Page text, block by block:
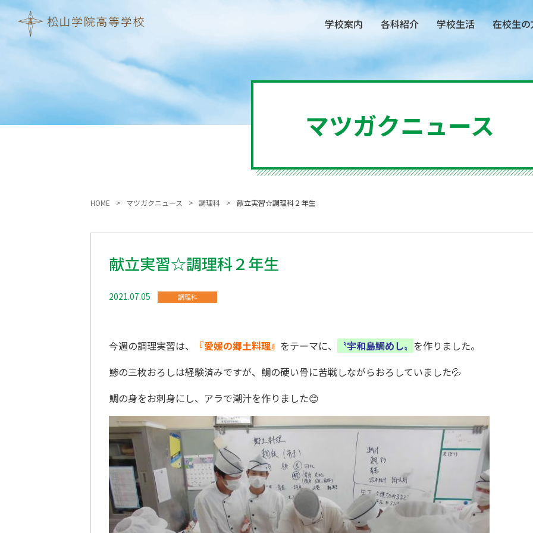
学校案内 各科紹介 学校生活 在校生
マツガクニュース
HOME マツガクニュース 調理科 献立実習☆調理科２年生
献立実習☆調理科２年生
2021.07.05 調理科
今週の調理実習は、 『愛媛の郷土料理』 をテーマに、 〝宇和島鯛めし〟 を作りました。
鯵の三枚おろしは経験済みですが、鯛の硬い骨に苦戦しながらおろしていました💦
鯛の身をお刺身にし、アラで潮汁を作りました😊